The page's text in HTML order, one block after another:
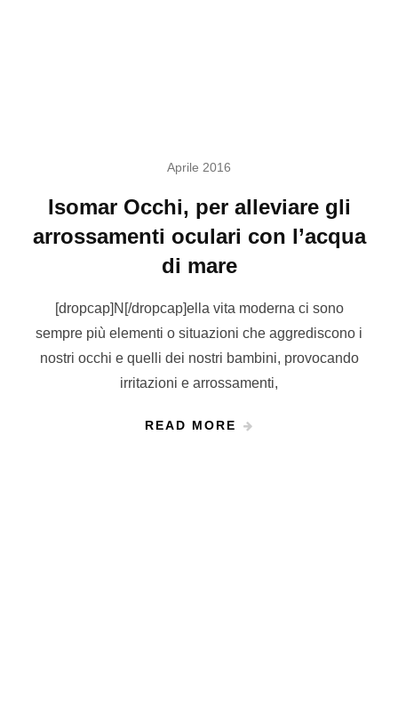
Aprile 2016
Isomar Occhi, per alleviare gli
arrossamenti oculari con l’acqua
di mare
[dropcap]N[/dropcap]ella vita moderna ci sono
sempre più elementi o situazioni che aggrediscono i
nostri occhi e quelli dei nostri bambini, provocando
irritazioni e arrossamenti,
READ MORE